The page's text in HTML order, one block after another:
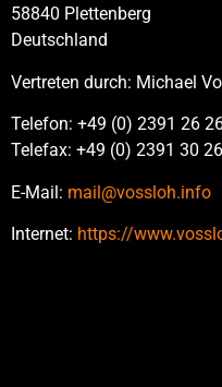
58840 Plettenberg
Deutschland
Vertreten durch: Michael
Telefon: +49 (0) 2391 26
Telefax: +49 (0) 2391 30 26
E-Mail: mail@vossloh.info
Internet: https://